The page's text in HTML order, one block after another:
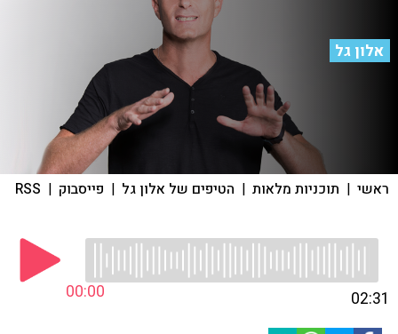
אלון גל
ראשי | תוכניות מלאות | הטיפים של אלון גל | פייסבוק |
RSS
00:00 02:31